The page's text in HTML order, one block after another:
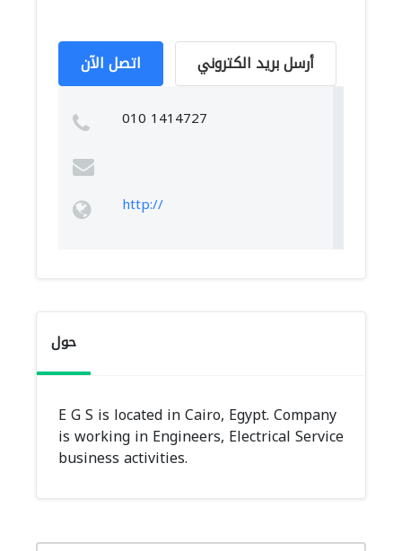
اتصل الآن أرسل بريد الكتروني
010 1414727
http://
حول
E G S is located in Cairo, Egypt. Company
is working in Engineers, Electrical Service
business activities.